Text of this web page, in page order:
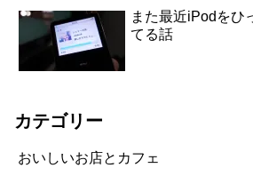
また最近iPodをひ
てる話
カテゴリー
おいしいお店とカフェ